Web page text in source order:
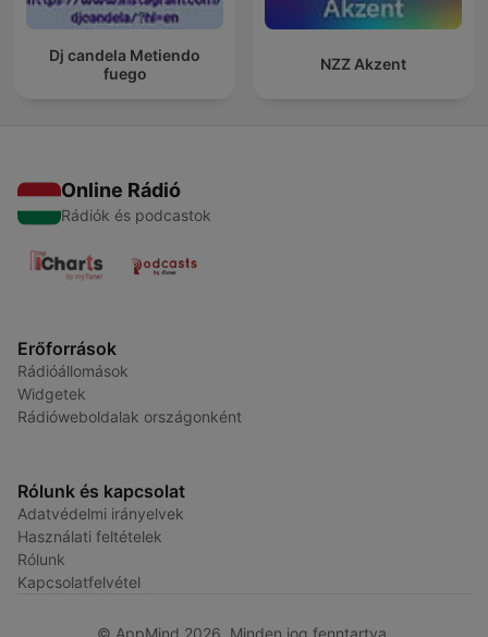
Dj candela Metiendo
fuego
NZZ Akzent
Online Rádió
Rádiók és podcastok
Erőforrások
Rádióállomások
Widgetek
Rádióweboldalak országonként
Rólunk és kapcsolat
Adatvédelmi irányelvek
Használati feltételek
Rólunk
Kapcsolatfelvétel